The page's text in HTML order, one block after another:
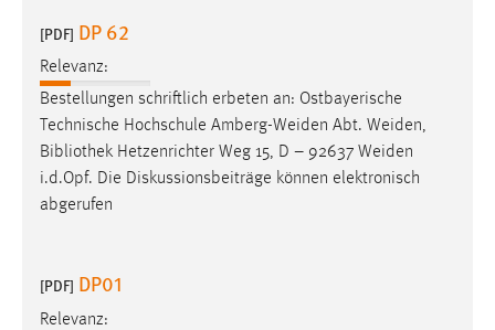
[PDF] DP 62
Relevanz:
Bestellungen schriftlich erbeten an: Ostbayerische
Technische Hochschule Amberg-Weiden Abt. Weiden,
Bibliothek Hetzenrichter Weg 15, D – 92637 Weiden
i.d.Opf. Die Diskussionsbeiträge können elektronisch
abgerufen
[PDF] DP01
Relevanz: